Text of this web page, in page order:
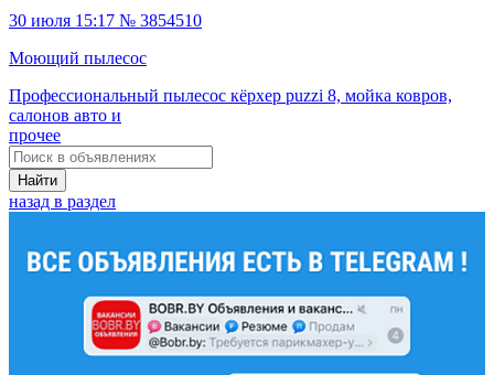
30 июля 15:17 № 3854510
Моющий пылесос
Профессиональный пылесос кёрхер puzzi 8, мойка ковров,
салонов авто и
прочее
Найти
назад в раздел